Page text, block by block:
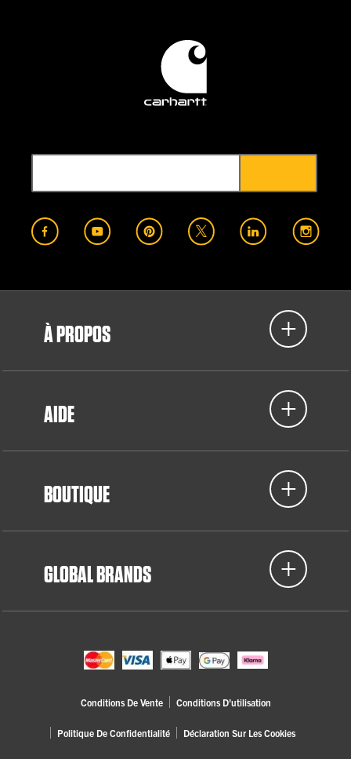
À PROPOS
AIDE
BOUTIQUE
GLOBAL BRANDS
Conditions De Vente Conditions D'utilisation
Politique De Confidentialité Déclaration Sur Les Cookies